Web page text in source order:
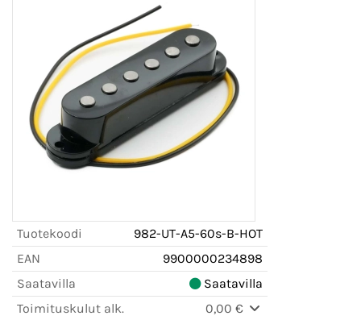
Tuotekoodi
982-UT-A5-60s-B-HOT
EAN
9900000234898
Saatavilla
Saatavilla
Toimituskulut alk.
0,00 €